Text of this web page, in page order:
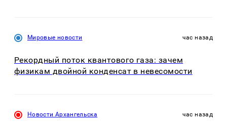
Мировые новости час назад
Рекордный поток квантового газа: зачем
физикам двойной конденсат в невесомости
Новости Архангельска час назад